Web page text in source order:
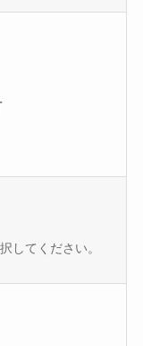
してください。